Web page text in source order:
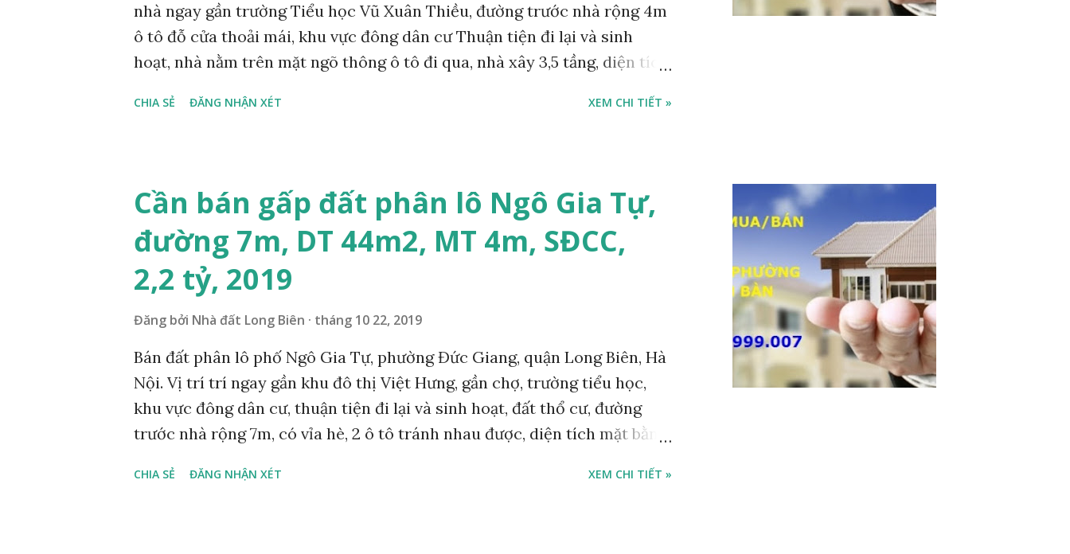
nhà ngay gần trường Tiểu học Vũ Xuân Thiều, đường trước nhà rộng 4m
ô tô đỗ cửa thoải mái, khu vực đông dân cư Thuận tiện đi lại và sinh
hoạt, nhà nằm trên mặt ngõ thông ô tô đi qua, nhà xây 3,5 tầng, diện tích
phòng thờ và sân phơi, 3 vệ sinh, sổ đỏ chính chủ, giá bán 1,6 tỷ, bỏ bớt
CHIA SẺ ĐĂNG NHẬN XÉT XEM CHI TIẾT »
Cần bán gấp đất phân lô Ngô Gia Tự,
đường 7m, DT 44m2, MT 4m, SĐCC,
2,2 tỷ, 2019
Đăng bởi Nhà đất Long Biên tháng 10 22, 2019
Bán đất phân lô phố Ngô Gia Tự, phường Đức Giang, quận Long Biên, Hà
Nội. Vị trí trí ngay gần khu đô thị Việt Hưng, gần chợ, trường tiểu học,
khu vực đông dân cư, thuận tiện đi lại và sinh hoạt, đất thổ cư, đường
trước nhà rộng 7m, có vỉa hè, 2 ô tô tránh nhau được, diện tích mặt bằng
chí mua nhanh trong tháng 10 - 2019. Liên hệ Mr Cường, hotline: 098 499
CHIA SẺ ĐĂNG NHẬN XÉT XEM CHI TIẾT »